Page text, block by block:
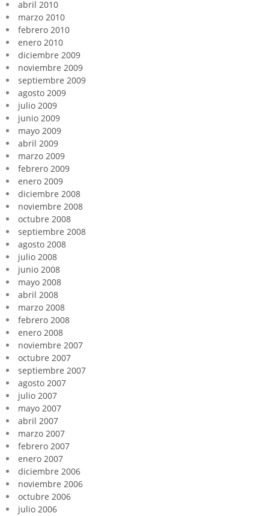
abril 2010
marzo 2010
febrero 2010
enero 2010
diciembre 2009
noviembre 2009
septiembre 2009
agosto 2009
julio 2009
junio 2009
mayo 2009
abril 2009
marzo 2009
febrero 2009
enero 2009
diciembre 2008
noviembre 2008
octubre 2008
septiembre 2008
agosto 2008
julio 2008
junio 2008
mayo 2008
abril 2008
marzo 2008
febrero 2008
enero 2008
noviembre 2007
octubre 2007
septiembre 2007
agosto 2007
julio 2007
mayo 2007
abril 2007
marzo 2007
febrero 2007
enero 2007
diciembre 2006
noviembre 2006
octubre 2006
julio 2006